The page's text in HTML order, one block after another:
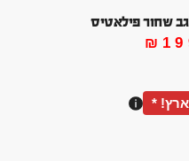
שחור פילאטיס
₪
*